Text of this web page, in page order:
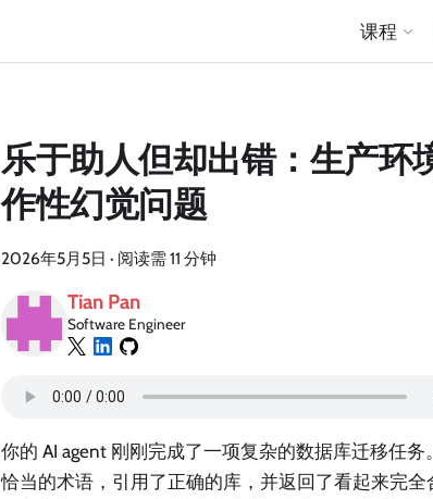
课程
乐于助人但却出错：生产环
作性幻觉问题
2026年5月5日 · 阅读需 11 分钟
Tian Pan
Software Engineer
你的 AI agent 刚刚完成了一项复杂的数据库迁移任
恰当的术语，引用了正确的库，并返回了看起来完全